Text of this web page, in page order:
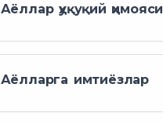
Аёллар ҳуқуқий ҳимояси
Аёлларга имтиёзлар